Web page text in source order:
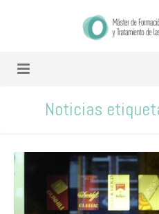
Noticias